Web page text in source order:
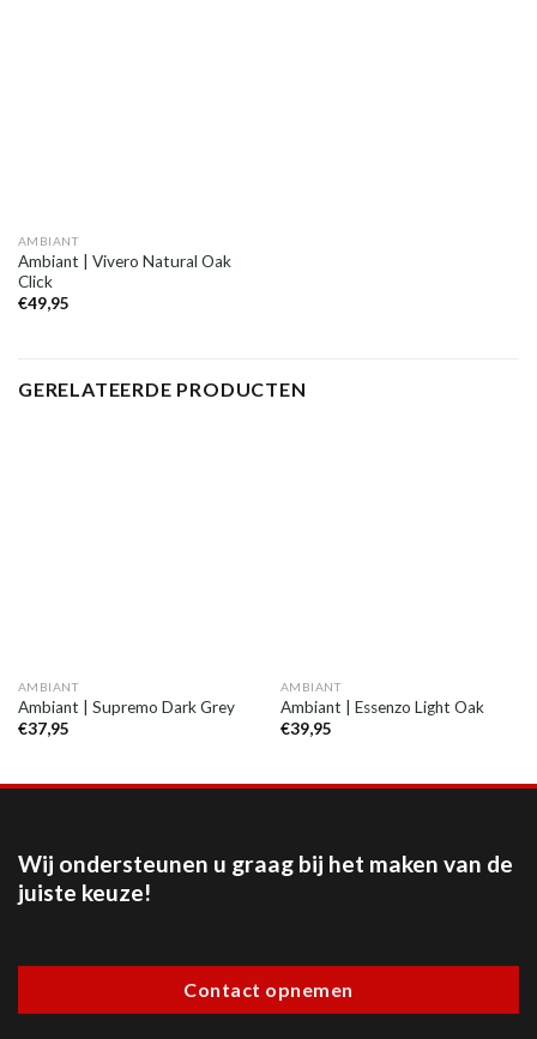
AMBIANT
Ambiant | Vivero Natural Oak
Click
€49,95
GERELATEERDE PRODUCTEN
AMBIANT
Ambiant | Supremo Dark Grey
€37,95
AMBIANT
Ambiant | Essenzo Light Oak
€39,95
Wij ondersteunen u graag bij het maken van de
juiste keuze!
Contact opnemen